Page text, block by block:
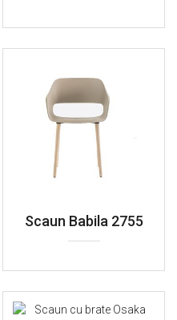
Scaun Babila 2755